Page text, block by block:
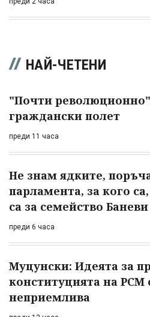
НАЙ-ЧЕТЕНИ
"Почти
граждански полет
преди 11 часа
Не знам ядките,
парламента, за кого
са за семейство Баневи
преди 6 часа
Муцунски: Идеята за
конституцията на РСМ
неприемлива